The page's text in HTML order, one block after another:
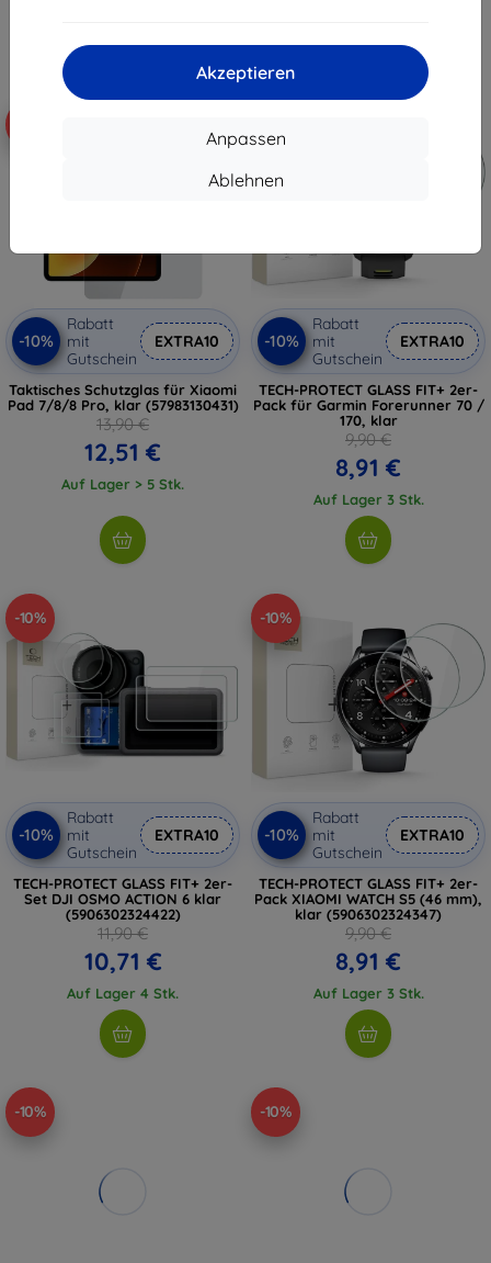
Akzeptieren
Anpassen
Ablehnen
-10%
Rabatt
mit
Gutschein
EXTRA10
Taktisches Schutzglas für Xiaomi
Pad 7/8/8 Pro, klar (57983130431)
13,90 €
12,51 €
Auf Lager > 5 Stk.
-10%
Rabatt
mit
Gutschein
EXTRA10
TECH-PROTECT GLASS FIT+ 2er-
Pack für Garmin Forerunner 70 /
170, klar
9,90 €
8,91 €
Auf Lager 3 Stk.
-10%
-10%
Rabatt
mit
Gutschein
EXTRA10
TECH-PROTECT GLASS FIT+ 2er-
Set DJI OSMO ACTION 6 klar
(5906302324422)
11,90 €
10,71 €
Auf Lager 4 Stk.
-10%
-10%
Rabatt
mit
Gutschein
EXTRA10
TECH-PROTECT GLASS FIT+ 2er-
Pack XIAOMI WATCH S5 (46 mm),
klar (5906302324347)
9,90 €
8,91 €
Auf Lager 3 Stk.
-10% -10%